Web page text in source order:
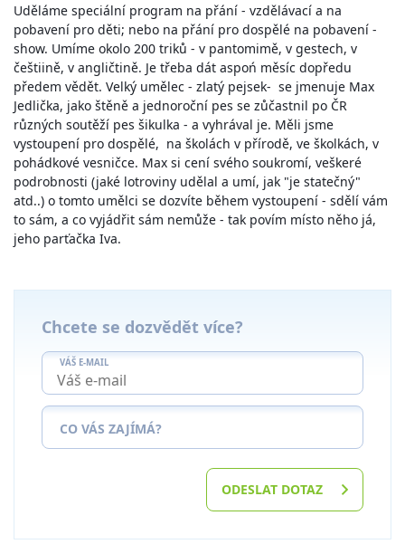
Uděláme speciální program na přání - vzdělávací a na
pobavení pro děti; nebo na přání pro dospělé na pobavení -
show. Umíme okolo 200 triků - v pantomimě, v gestech, v
češtiině, v angličtině. Je třeba dát aspoń měsíc dopředu
předem vědět. Velký umělec - zlatý pejsek- se jmenuje Max
Jedlička, jako štěně a jednoroční pes se zůčastnil po ČR
různých soutěží pes šikulka - a vyhrával je. Měli jsme
vystoupení pro dospělé, na školách v přírodě, ve školkách, v
pohádkové vesničce. Max si cení svého soukromí, veškeré
podrobnosti (jaké lotroviny udělal a umí, jak "je statečný"
atd..) o tomto umělci se dozvíte během vystoupení - sdělí vám
to sám, a co vyjádřit sám nemůže - tak povím místo něho já,
jeho parťačka Iva.
Chcete se dozvědět více?
VÁŠ E-MAIL
CO VÁS ZAJÍMÁ?
ODESLAT DOTAZ